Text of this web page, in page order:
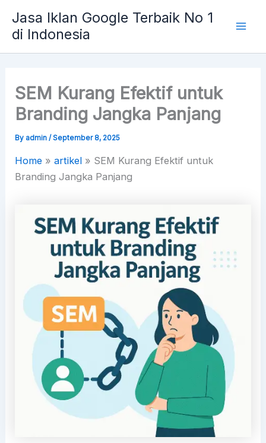
content
Jasa Iklan Google Terbaik No 1
di Indonesia
SEM Kurang Efektif untuk
Branding Jangka Panjang
By admin/September 8, 2025
Home »artikel » SEM Kurang Efektif untuk
Branding Jangka Panjang